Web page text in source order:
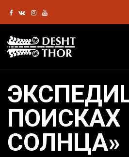
ПОИСКАХ
СОЛНЦА»